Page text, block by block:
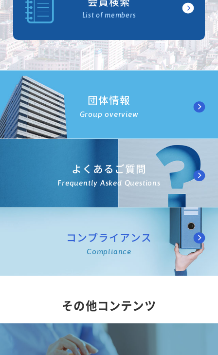
List of members
団体情報
Group overview
よくあるご質問
Frequently Asked Questions
コンプライアンス
Compliance
その他コンテンツ